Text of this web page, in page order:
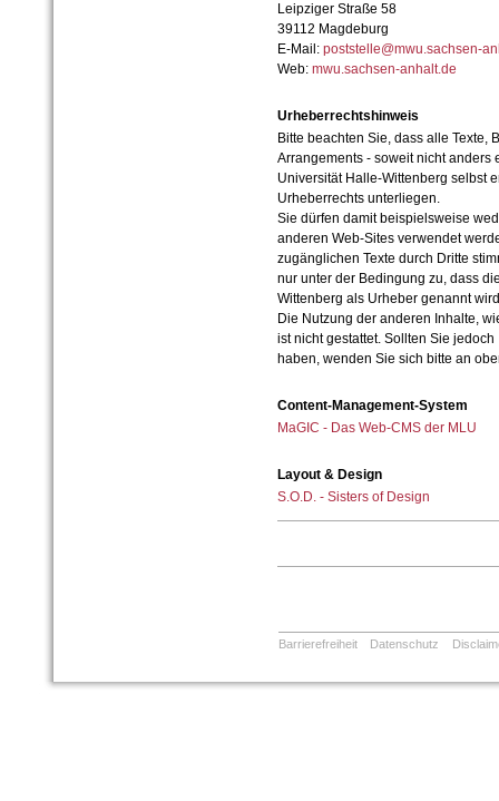
Leipziger Straße 58
39112 Magdeburg
E-Mail: poststelle@mwu.sachsen-
Web: mwu.sachsen-anhalt.de
Urheberrechtshinweis
Bitte beachten Sie, dass alle Texte,
Arrangements - soweit nicht anders
Universität Halle-Wittenberg selbst
Urheberrechts unterliegen.
Sie dürfen damit beispielsweise
anderen Web-Sites verwendet
zugänglichen Texte durch Dritte
nur unter der Bedingung zu, dass
Wittenberg als Urheber genannt
Die Nutzung der anderen Inhalte,
ist nicht gestattet. Sollten Sie
haben, wenden Sie sich bitte an
Content-Management-System
MaGIC - Das Web-CMS der MLU
Layout & Design
S.O.D. - Sisters of Design
Barrierefreiheit Datenschutz